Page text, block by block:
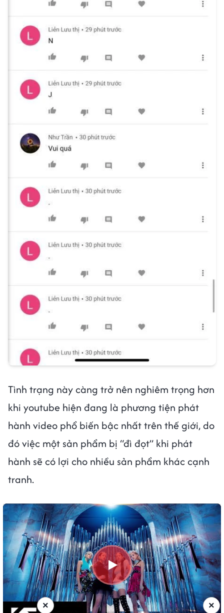
Tình trạng này càng trở nên nghiêm trọng hơn
khi youtube hiện đang là phương tiện phát
hành video phổ biến bậc nhất trên thế giới, do
đó việc một sản phẩm bị “đì đọt” khi phát
hành sẽ có lợi cho nhiều sản phẩm khác cạnh
tranh.
×
×